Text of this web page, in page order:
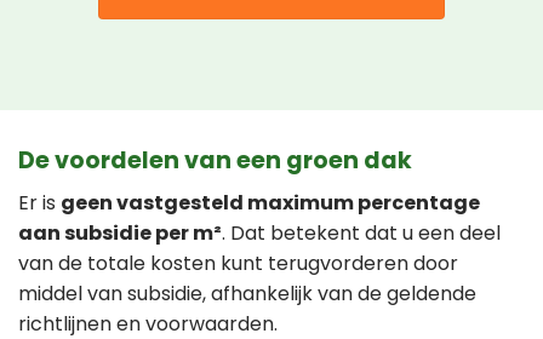
De voordelen van een groen dak
Er is geen vastgesteld maximum percentage
aan subsidie per m². Dat betekent dat u een deel
van de totale kosten kunt terugvorderen door
middel van subsidie, afhankelijk van de geldende
richtlijnen en voorwaarden.